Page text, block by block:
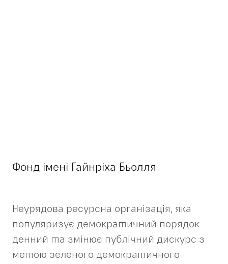
Фонд імені Гайнріха Бьолля
Неурядова ресурсна організація, яка
популяризує демократичний порядок
денний та змінює публічний дискурс з
метою зеленого демократичного